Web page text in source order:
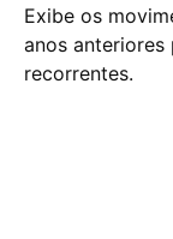
Exibe os
anos
recorrentes.